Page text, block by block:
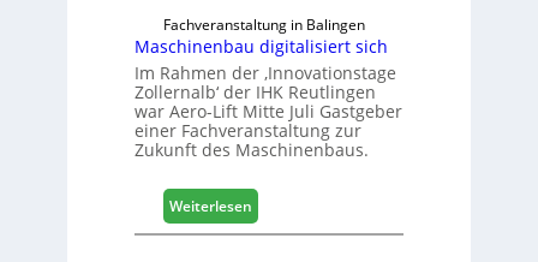
Fachveranstaltung in Balingen
Maschinenbau digitalisiert sich
Im Rahmen der ‚Innovationstage
Zollernalb‘ der IHK Reutlingen
war Aero-Lift Mitte Juli Gastgeber
einer Fachveranstaltung zur
Zukunft des Maschinenbaus.
Weiterlesen:
M